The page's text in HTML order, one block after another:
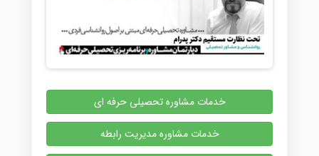
خدمات مشاوره تحصیلی حرفه ای
خدمات مشاوره مدیریت رابطه